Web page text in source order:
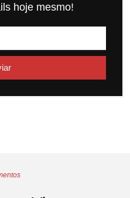
hoje mesmo!